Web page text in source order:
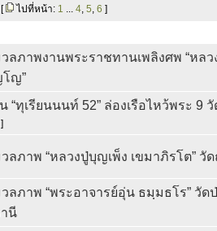
[ ไปที่หน้า: 1 ... 4, 5, 6 ]
ลภาพงานพระราชทานเพลิงศพ “หล
ญ”
“ทุเรียนนนท์ 52” ล่องเรือไหว้พระ 9
]
ลภาพ “หลวงปู่บุญเพ็ง เขมาภิรโต” วั
ลภาพ “พระอาจารย์อุ่น ธมฺมธโร” วัด
นี